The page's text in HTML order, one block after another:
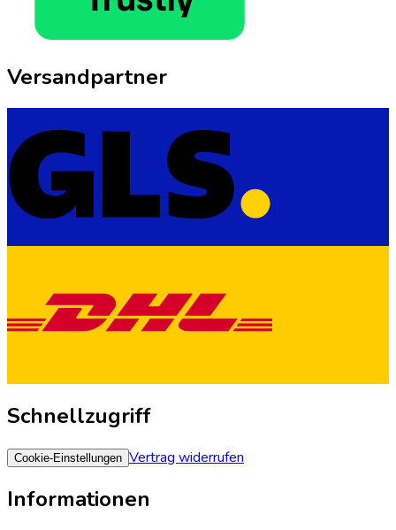
Versandpartner
Schnellzugriff
Cookie-Einstellungen Vertrag widerrufen
Informationen